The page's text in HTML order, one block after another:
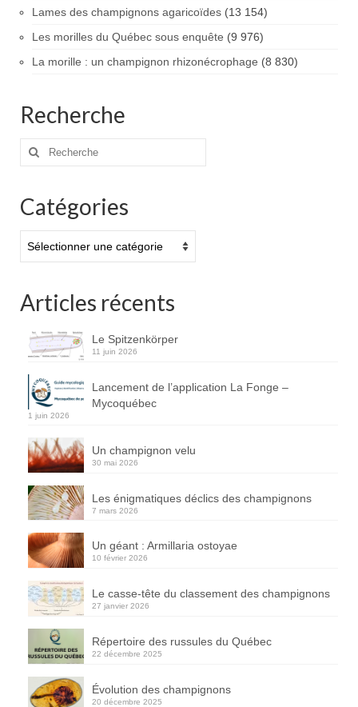
Lames des champignons agaricoïdes (13 154)
Les morilles du Québec sous enquête (9 976)
La morille : un champignon rhizonécrophage (8 830)
Recherche
Rechercher
Catégories
Articles récents
Le Spitzenkörper
11 juin 2026
Lancement de l’application La Fonge –
Mycoquébec
1 juin 2026
Un champignon velu
30 mai 2026
Les énigmatiques déclics des champignons
7 mars 2026
Un géant : Armillaria ostoyae
10 février 2026
Le casse-tête du classement des champignons
27 janvier 2026
Répertoire des russules du Québec
22 décembre 2025
Évolution des champignons
20 décembre 2025